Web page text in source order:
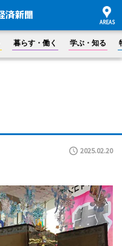
暮らす・働く 学ぶ・知る
2025.02.20